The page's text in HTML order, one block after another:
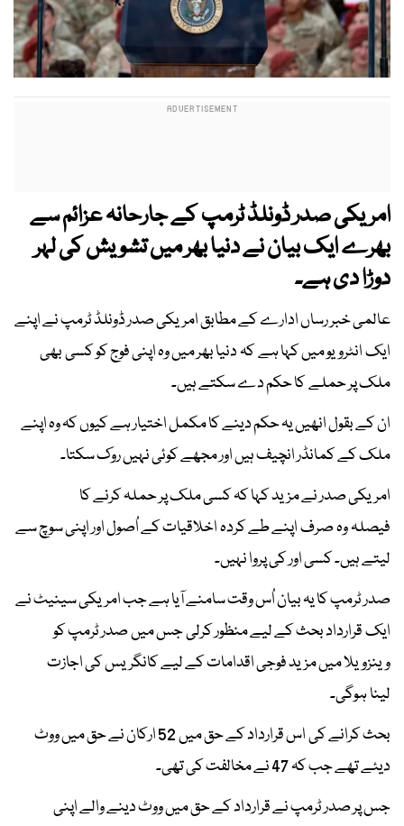
امریکی صدر ڈونلڈ ٹرمپ کے جارحانہ عزائم سے
بھرے ایک بیان نے دنیا بھر میں تشویش کی لہر
دوڑا دی ہے۔
عالمی خبر رساں ادارے کے مطابق امریکی صدر ڈونلڈ ٹرمپ نے اپنے
ایک انٹرویو میں کہا ہے کہ دنیا بھر میں وہ اپنی فوج کو کسی بھی
ملک پر حملے کا حکم دے سکتے ہیں۔
ان کے بقول انھیں یہ حکم دینے کا مکمل اختیار ہے کیوں کہ وہ اپنے
ملک کے کمانڈر انچیف ہیں اور مجھے کوئی نہیں روک سکتا۔
امریکی صدر نے مزید کہا کہ کسی ملک پر حملہ کرنے کا
فیصلہ وہ صرف اپنے طے کردہ اخلاقیات کے اُصول اور اپنی سوچ سے
لیتے ہیں۔ کسی اور کی پروا نہیں۔
صدر ٹرمپ کا یہ بیان اُس وقت سامنے آیا ہے جب امریکی سینیٹ نے
ایک قرارداد بحث کے لیے منظور کرلی جس میں صدر ٹرمپ کو
وینزویلا میں مزید فوجی اقدامات کے لیے کانگریس کی اجازت
لینا ہوگی۔
بحث کرانے کی اس قرارداد کے حق میں 52 ارکان نے حق میں ووٹ
دیئے تھے جب کہ 47 نے مخالفت کی تھی۔
جس پر صدر ٹرمپ نے قرارداد کے حق میں ووٹ دینے والے اپنی